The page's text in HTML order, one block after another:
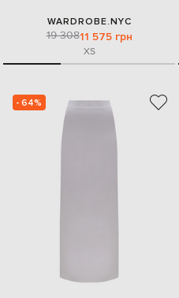
WARDROBE.NYC
19 30811 575 грн
XS
- 64%